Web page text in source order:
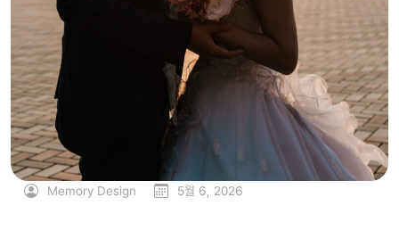
Memory Design 5월 6, 2026